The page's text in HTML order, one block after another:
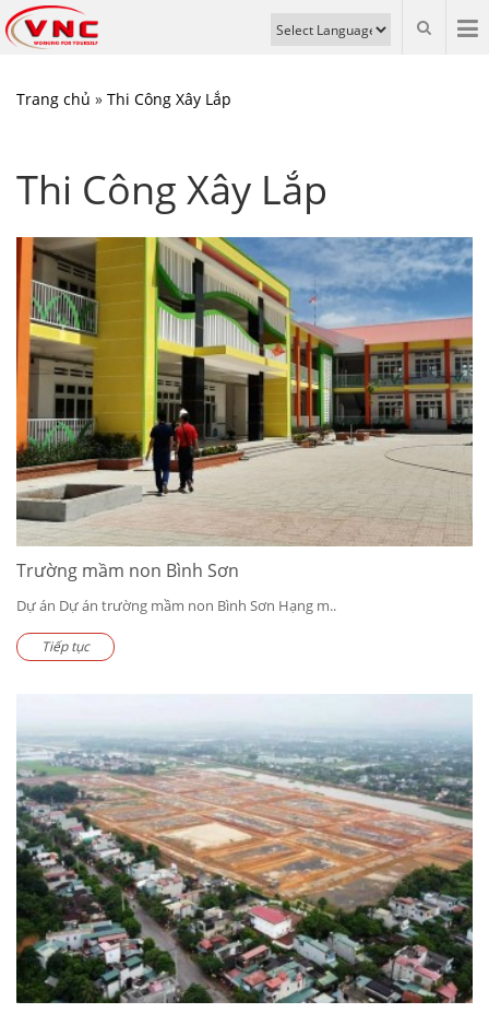
Trang chủ » Thi Công Xây Lắp
Thi Công Xây Lắp
Trường mầm non Bình Sơn
Dự án Dự án trường mầm non Bình Sơn Hạng m..
Tiếp tục